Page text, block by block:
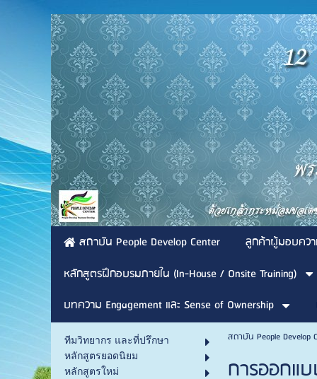
สถาบัน People Develop Center ลูกค้าผู้มอบควา
หลักสูตรฝึกอบรมภายใน (In-House / Onsite Training)
บทความ Engagement และ Sense of Ownership
ทีมวิทยากร และที่ปรึกษา
หลักสูตรยอดนิยม
หลักสูตรใหม่
สถาบัน People Develop
การออกแ